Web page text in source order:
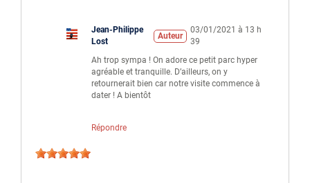
Jean-Philippe
Lost
Auteur
03/01/2021 à 13 h
39
Ah trop sympa ! On adore ce petit parc hyper
agréable et tranquille. D’ailleurs, on y
retournerait bien car notre visite commence à
dater ! A bientôt
Répondre